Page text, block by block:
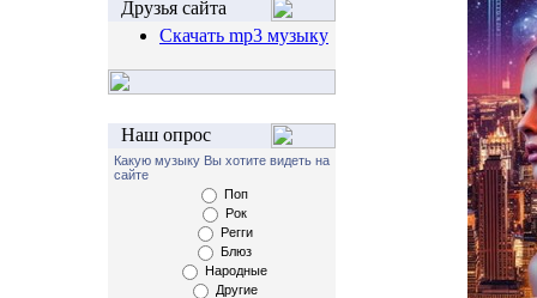
Друзья сайта
Скачать mp3 музыку
Наш опрос
Какую музыку Вы хотите видеть на
сайте
Поп
Рок
Регги
Блюз
Народные
Другие